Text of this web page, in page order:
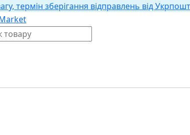
термін зберігання відправлень від